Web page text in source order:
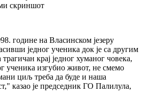
скриншот
године на Власинском језеру
једног ученика док је са другим
крај једног хуманог човека,
ученика изгубио живот, не смемо
циљ треба да буде и наша
казао је председник ГО Палилула,